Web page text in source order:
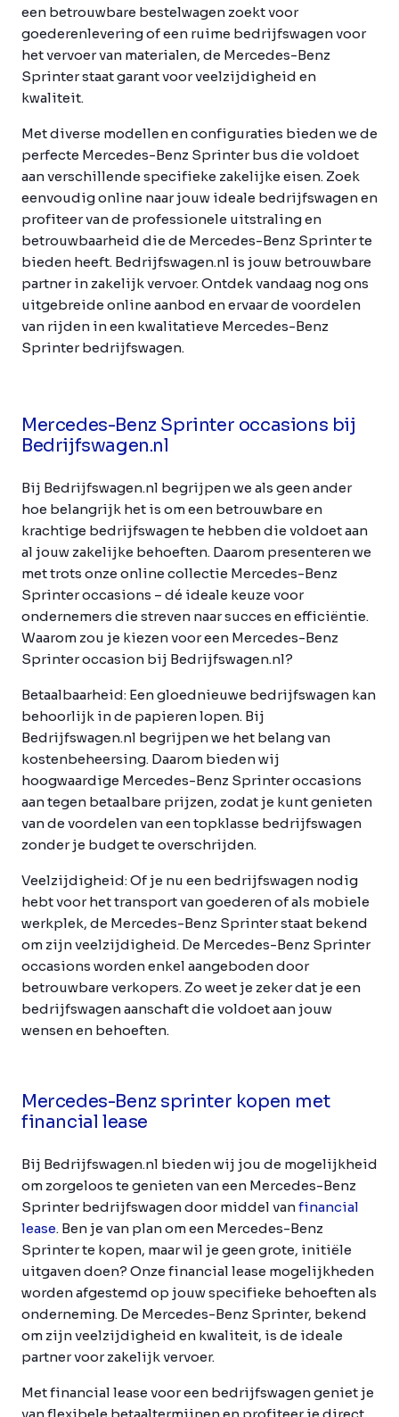
een betrouwbare bestelwagen zoekt voor
goederenlevering of een ruime bedrijfswagen voor
het vervoer van materialen, de Mercedes-Benz
Sprinter staat garant voor veelzijdigheid en
kwaliteit.
Met diverse modellen en configuraties bieden we de
perfecte Mercedes-Benz Sprinter bus die voldoet
aan verschillende specifieke zakelijke eisen. Zoek
eenvoudig online naar jouw ideale bedrijfswagen en
profiteer van de professionele uitstraling en
betrouwbaarheid die de Mercedes-Benz Sprinter te
bieden heeft. Bedrijfswagen.nl is jouw betrouwbare
partner in zakelijk vervoer. Ontdek vandaag nog ons
uitgebreide online aanbod en ervaar de voordelen
van rijden in een kwalitatieve Mercedes-Benz
Sprinter bedrijfswagen.
Mercedes-Benz Sprinter occasions bij
Bedrijfswagen.nl
Bij Bedrijfswagen.nl begrijpen we als geen ander
hoe belangrijk het is om een betrouwbare en
krachtige bedrijfswagen te hebben die voldoet aan
al jouw zakelijke behoeften. Daarom presenteren we
met trots onze online collectie Mercedes-Benz
Sprinter occasions – dé ideale keuze voor
ondernemers die streven naar succes en efficiëntie.
Waarom zou je kiezen voor een Mercedes-Benz
Sprinter occasion bij Bedrijfswagen.nl?
Betaalbaarheid: Een gloednieuwe bedrijfswagen kan
behoorlijk in de papieren lopen. Bij
Bedrijfswagen.nl begrijpen we het belang van
kostenbeheersing. Daarom bieden wij
hoogwaardige Mercedes-Benz Sprinter occasions
aan tegen betaalbare prijzen, zodat je kunt genieten
van de voordelen van een topklasse bedrijfswagen
zonder je budget te overschrijden.
Veelzijdigheid:Of je nu een bedrijfswagen nodig
hebt voor het transport van goederen of als mobiele
werkplek, de Mercedes-Benz Sprinter staat bekend
om zijn veelzijdigheid. De Mercedes-Benz Sprinter
occasions worden enkel aangeboden door
betrouwbare verkopers. Zo weet je zeker dat je een
bedrijfswagen aanschaft die voldoet aan jouw
wensen en behoeften.
Mercedes-Benz sprinter kopen met
financial lease
Bij Bedrijfswagen.nl bieden wij jou de mogelijkheid
om zorgeloos te genieten van een Mercedes-Benz
Sprinter bedrijfswagen door middel vanfinancial
lease. Ben je van plan om een Mercedes-Benz
Sprinter te kopen, maar wil je geen grote, initiële
uitgaven doen? Onze financial lease mogelijkheden
worden afgestemd op jouw specifieke behoeften als
onderneming. De Mercedes-Benz Sprinter, bekend
om zijn veelzijdigheid en kwaliteit, is de ideale
partner voor zakelijk vervoer.
Met financial lease voor een bedrijfswagen geniet je
van flexibele betaaltermijnen en profiteer je direct